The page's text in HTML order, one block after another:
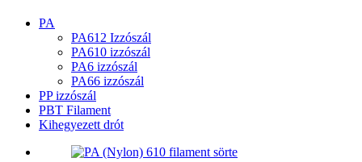
PA
PA612 Izzószál
PA610 izzószál
PA6 izzószál
PA66 izzószál
PP izzószál
PBT Filament
Kihegyezett drót